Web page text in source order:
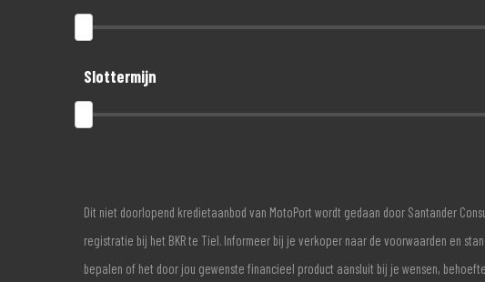
Slottermijn
Dit niet doorlopend kredietaanbod van MotoPort wordt gedaan door Santander
registratie bij het BKR te Tiel. Informeer bij je verkoper naar de voorwaarden en
bepalen of het door jou gewenste financieel product aansluit bij je wensen,